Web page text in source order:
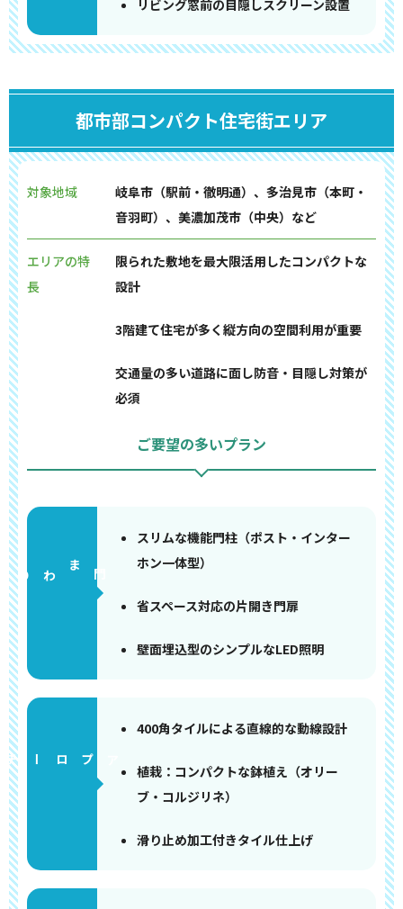
リビング窓前の目隠しスクリーン設置
都市部コンパクト住宅街エリア
対象地域
岐阜市（駅前・徹明通）、多治見市（本町・
音羽町）、美濃加茂市（中央）など
エリアの特
長
限られた敷地を最大限活用したコンパクトな
設計
3階建て住宅が多く縦方向の空間利用が重要
交通量の多い道路に面し防音・目隠し対策が
必須
ご要望の多いプラン
門まわり
スリムな機能門柱（ポスト・インター
ホン一体型）
省スペース対応の片開き門扉
壁面埋込型のシンプルなLED照明
アプローチ
400角タイルによる直線的な動線設計
植栽：コンパクトな鉢植え（オリー
ブ・コルジリネ）
滑り止め加工付きタイル仕上げ